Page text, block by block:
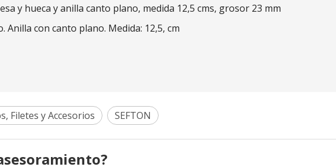
y hueca y anilla canto plano, medida 12,5 cms, grosor 23 mm
Anilla con canto plano. Medida: 12,5, cm
Filetes y Accesorios SEFTON